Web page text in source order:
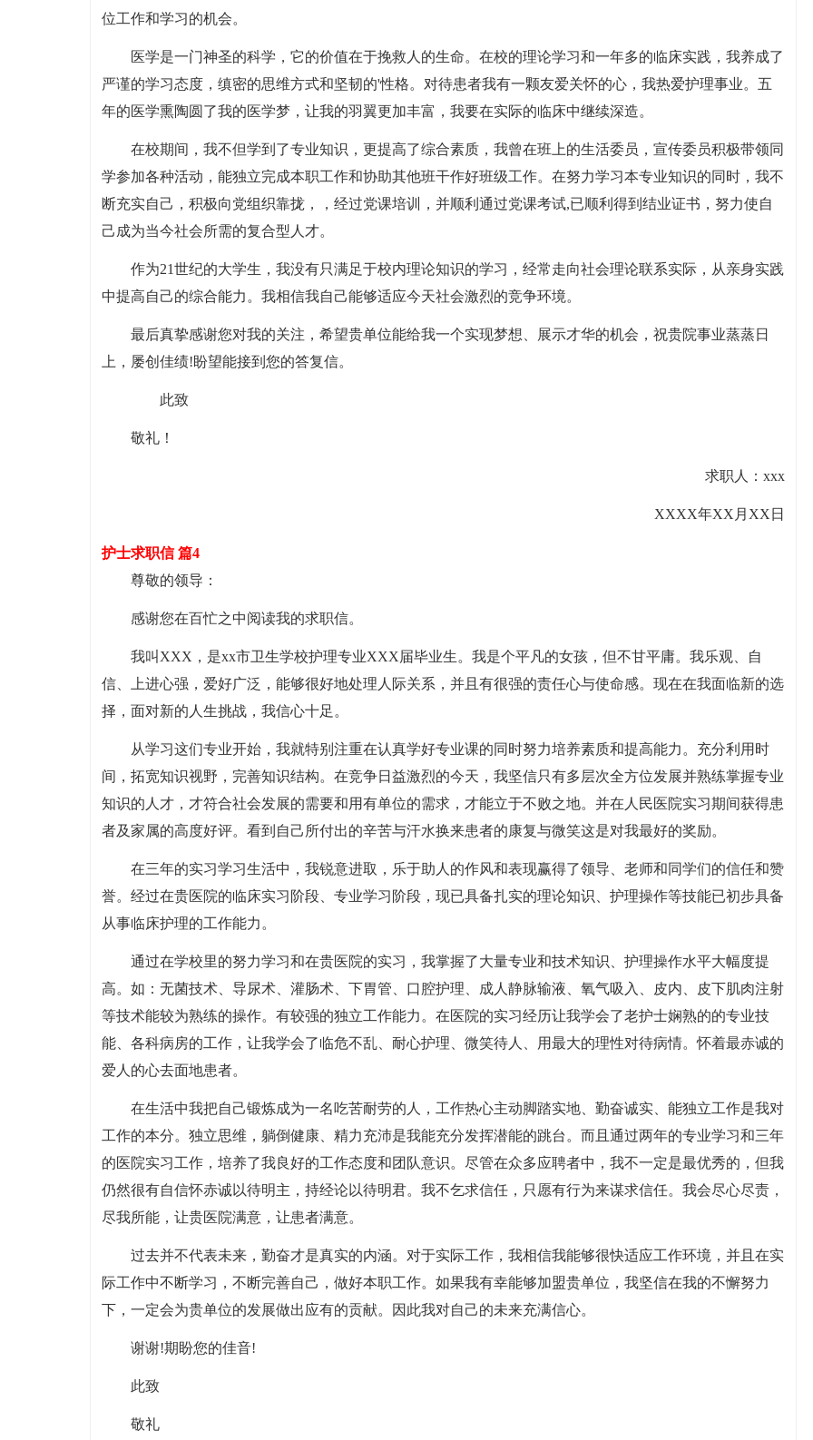
位工作和学习的机会。
医学是一门神圣的科学，它的价值在于挽救人的生命。在校的理论学习和一年多的临床实践，我养成了
严谨的学习态度，缜密的思维方式和坚韧的'性格。对待患者我有一颗友爱关怀的心，我热爱护理事业。五
年的医学熏陶圆了我的医学梦，让我的羽翼更加丰富，我要在实际的临床中继续深造。
在校期间，我不但学到了专业知识，更提高了综合素质，我曾在班上的生活委员，宣传委员积极带领同
学参加各种活动，能独立完成本职工作和协助其他班干作好班级工作。在努力学习本专业知识的同时，我不
断充实自己，积极向党组织靠拢，，经过党课培训，并顺利通过党课考试,已顺利得到结业证书，努力使自
己成为当今社会所需的复合型人才。
作为21世纪的大学生，我没有只满足于校内理论知识的学习，经常走向社会理论联系实际，从亲身实践
中提高自己的综合能力。我相信我自己能够适应今天社会激烈的竞争环境。
最后真挚感谢您对我的关注，希望贵单位能给我一个实现梦想、展示才华的机会，祝贵院事业蒸蒸日
上，屡创佳绩!盼望能接到您的答复信。
此致
敬礼！
求职人：xxx
XXXX年XX月XX日
护士求职信 篇4
尊敬的领导：
感谢您在百忙之中阅读我的求职信。
我叫XXX，是xx市卫生学校护理专业XXX届毕业生。我是个平凡的女孩，但不甘平庸。我乐观、自
信、上进心强，爱好广泛，能够很好地处理人际关系，并且有很强的责任心与使命感。现在在我面临新的选
择，面对新的人生挑战，我信心十足。
从学习这们专业开始，我就特别注重在认真学好专业课的同时努力培养素质和提高能力。充分利用时
间，拓宽知识视野，完善知识结构。在竞争日益激烈的今天，我坚信只有多层次全方位发展并熟练掌握专业
知识的人才，才符合社会发展的需要和用有单位的需求，才能立于不败之地。并在人民医院实习期间获得患
者及家属的高度好评。看到自己所付出的辛苦与汗水换来患者的康复与微笑这是对我最好的奖励。
在三年的实习学习生活中，我锐意进取，乐于助人的作风和表现赢得了领导、老师和同学们的信任和赞
誉。经过在贵医院的临床实习阶段、专业学习阶段，现已具备扎实的理论知识、护理操作等技能已初步具备
从事临床护理的工作能力。
通过在学校里的努力学习和在贵医院的实习，我掌握了大量专业和技术知识、护理操作水平大幅度提
高。如：无菌技术、导尿术、灌肠术、下胃管、口腔护理、成人静脉输液、氧气吸入、皮内、皮下肌肉注射
等技术能较为熟练的操作。有较强的独立工作能力。在医院的实习经历让我学会了老护士娴熟的的专业技
能、各科病房的工作，让我学会了临危不乱、耐心护理、微笑待人、用最大的理性对待病情。怀着最赤诚的
爱人的心去面地患者。
在生活中我把自己锻炼成为一名吃苦耐劳的人，工作热心主动脚踏实地、勤奋诚实、能独立工作是我对
工作的本分。独立思维，躺倒健康、精力充沛是我能充分发挥潜能的跳台。而且通过两年的专业学习和三年
的医院实习工作，培养了我良好的工作态度和团队意识。尽管在众多应聘者中，我不一定是最优秀的，但我
仍然很有自信怀赤诚以待明主，持经论以待明君。我不乞求信任，只愿有行为来谋求信任。我会尽心尽责，
尽我所能，让贵医院满意，让患者满意。
过去并不代表未来，勤奋才是真实的内涵。对于实际工作，我相信我能够很快适应工作环境，并且在实
际工作中不断学习，不断完善自己，做好本职工作。如果我有幸能够加盟贵单位，我坚信在我的不懈努力
下，一定会为贵单位的发展做出应有的贡献。因此我对自己的未来充满信心。
谢谢!期盼您的佳音!
此致
敬礼